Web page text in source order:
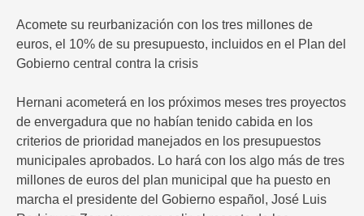
Acomete su reurbanización con los tres millones de
euros, el 10% de su presupuesto, incluidos en el Plan del
Gobierno central contra la crisis
Hernani acometerá en los próximos meses tres proyectos
de envergadura que no habían tenido cabida en los
criterios de prioridad manejados en los presupuestos
municipales aprobados. Lo hará con los algo más de tres
millones de euros del plan municipal que ha puesto en
marcha el presidente del Gobierno español, José Luis